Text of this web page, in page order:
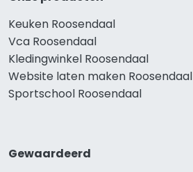
Keuken Roosendaal
Vca Roosendaal
Kledingwinkel Roosendaal
Website laten maken Roosendaal
Sportschool Roosendaal
Gewaardeerd